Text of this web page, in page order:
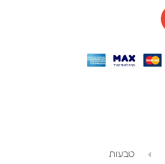
טבעות